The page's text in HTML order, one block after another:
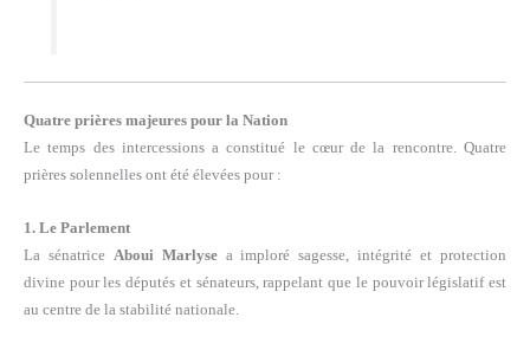
Quatre prières majeures pour la Nation
Le temps des intercessions a constitué le cœur de la rencontre. Quatre
prières solennelles ont été élevées pour :
1. Le Parlement
La sénatrice Aboui Marlysea imploré sagesse, intégrité et protection
divine pour les députés et sénateurs, rappelant que le pouvoir législatif est
au centre de la stabilité nationale.